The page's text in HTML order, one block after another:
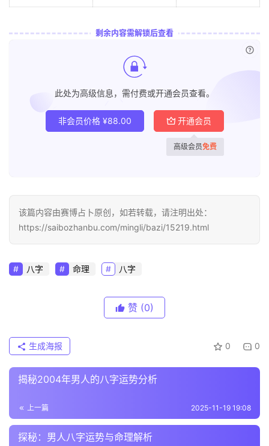
剩余内容需解锁后查看
此处为高级信息，需付费或开通会员查看。
非会员价格 ¥88.00 开通会员
高级会员免费
该篇内容由赛博占卜原创，如若转载，请注明出处：
https://saibozhanbu.com/mingli/bazi/15219.html
八字 命理 八字
赞 (0)
0 0
生成海报
揭秘2004年男人的八字运势分析
上一篇 2025-11-19 19:08
探秘：男人八字运势与命理解析